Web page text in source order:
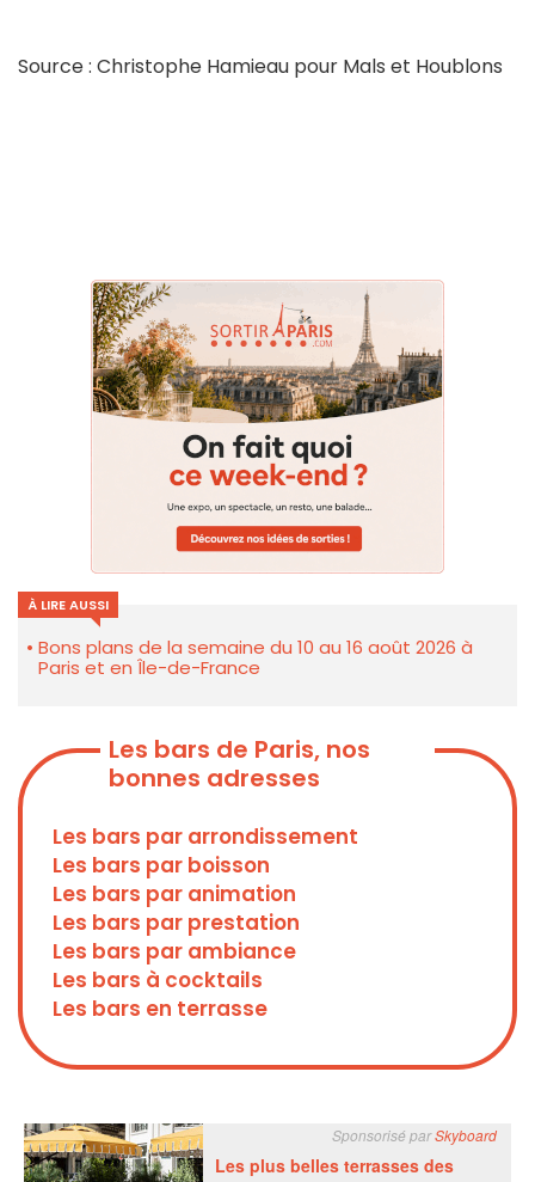
Source : Christophe Hamieau pour Mals et Houblons
À LIRE AUSSI
Bons plans de la semaine du 10 au 16 août 2026 à
Paris et en Île-de-France
Les bars de Paris, nos
bonnes adresses
Les bars par arrondissement
Les bars par boisson
Les bars par animation
Les bars par prestation
Les bars par ambiance
Les bars à cocktails
Les bars en terrasse